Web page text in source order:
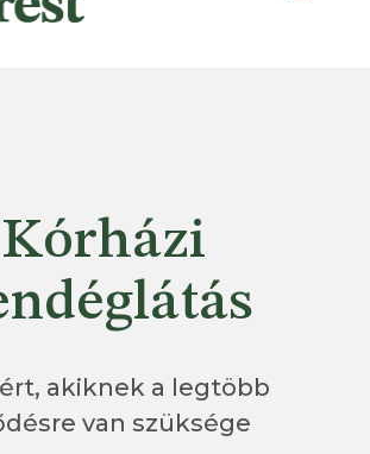
Kórházi
akiknek a legtöbb
van szüksége